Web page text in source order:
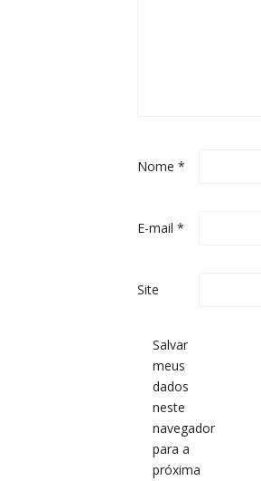
Nome *
E-mail *
Site
Salvar
meus
dados
neste
navegador
para a
próxima